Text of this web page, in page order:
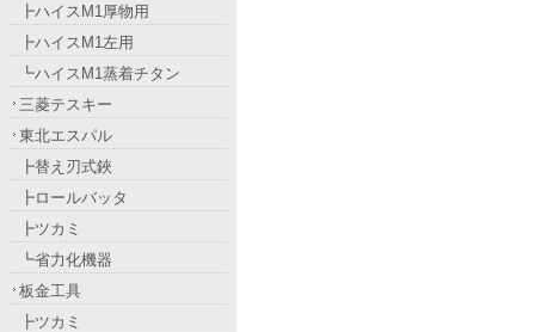
┣ハイスM1厚物用
┣ハイスM1左用
┗ハイスM1蒸着チタン
三菱テスキー
東北エスパル
┣替え刃式鋏
┣ロールバッタ
┣ツカミ
┗省力化機器
板金工具
┣ツカミ